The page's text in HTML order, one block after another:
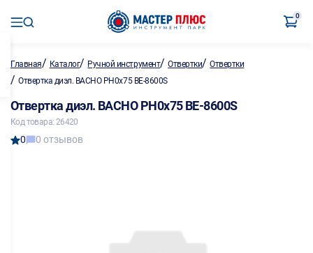
0
Главная/ Каталог/ Ручной инструмент/Отвертки/Отвертки
/ Отвертка диэл. BACHO PH0х75 BE-8600S
Отвертка диэл. BACHO PH0х75 BE-8600S
Код товара: 26420
0 0 отзывов